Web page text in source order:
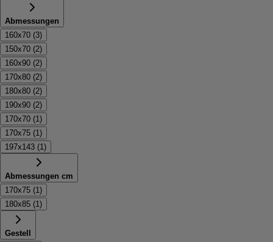
Abmessungen
160x70 (3)
150x70 (2)
160x90 (2)
170x80 (2)
180x80 (2)
190x90 (2)
170x70 (1)
170x75 (1)
197x143 (1)
Abmessungen cm
170x75 (1)
180x85 (1)
Gestell